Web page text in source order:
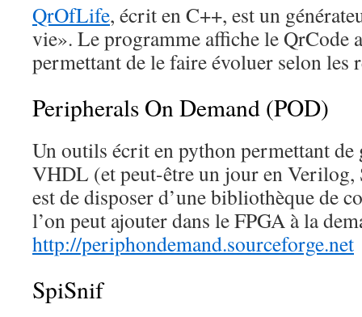
QrOfLife, écrit en C++, est un
vie». Le programme affiche le QrCode
permettant de le faire évoluer selon les
Peripherals On Demand (POD)
Un outils écrit en python permettant de
VHDL (et peut-être un jour en
est de disposer d’une bibliothèque de
l’on peut ajouter dans le FPGA à la
http://periphondemand.sourceforge.net
SpiSnif